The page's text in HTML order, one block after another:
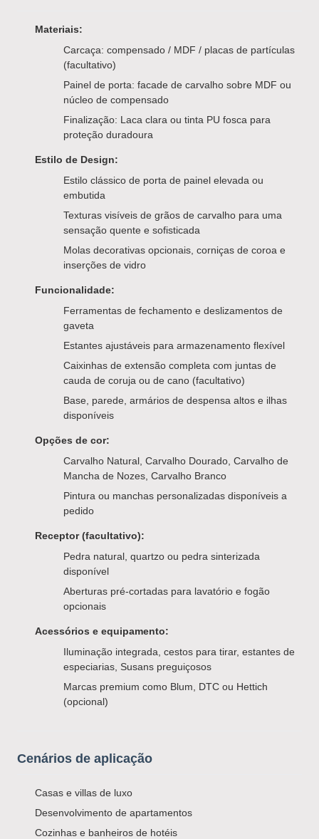
Materiais:
Carcaça: compensado / MDF / placas de partículas
(facultativo)
Painel de porta: facade de carvalho sobre MDF ou
núcleo de compensado
Finalização: Laca clara ou tinta PU fosca para
proteção duradoura
Estilo de Design:
Estilo clássico de porta de painel elevada ou
embutida
Texturas visíveis de grãos de carvalho para uma
sensação quente e sofisticada
Molas decorativas opcionais, corniças de coroa e
inserções de vidro
Funcionalidade:
Ferramentas de fechamento e deslizamentos de
gaveta
Estantes ajustáveis para armazenamento flexível
Caixinhas de extensão completa com juntas de
cauda de coruja ou de cano (facultativo)
Base, parede, armários de despensa altos e ilhas
disponíveis
Opções de cor:
Carvalho Natural, Carvalho Dourado, Carvalho de
Mancha de Nozes, Carvalho Branco
Pintura ou manchas personalizadas disponíveis a
pedido
Receptor (facultativo):
Pedra natural, quartzo ou pedra sinterizada
disponível
Aberturas pré-cortadas para lavatório e fogão
opcionais
Acessórios e equipamento:
Iluminação integrada, cestos para tirar, estantes de
especiarias, Susans preguiçosos
Marcas premium como Blum, DTC ou Hettich
(opcional)
Cenários de aplicação
Casas e villas de luxo
Desenvolvimento de apartamentos
Cozinhas e banheiros de hotéis